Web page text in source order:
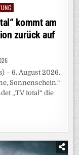
kommt am
zurück auf
– 6. August 2026.
Sonnenschein.“
„TV total“ die